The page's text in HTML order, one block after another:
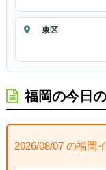
東区
福岡の今日
2026/08/07 の福岡